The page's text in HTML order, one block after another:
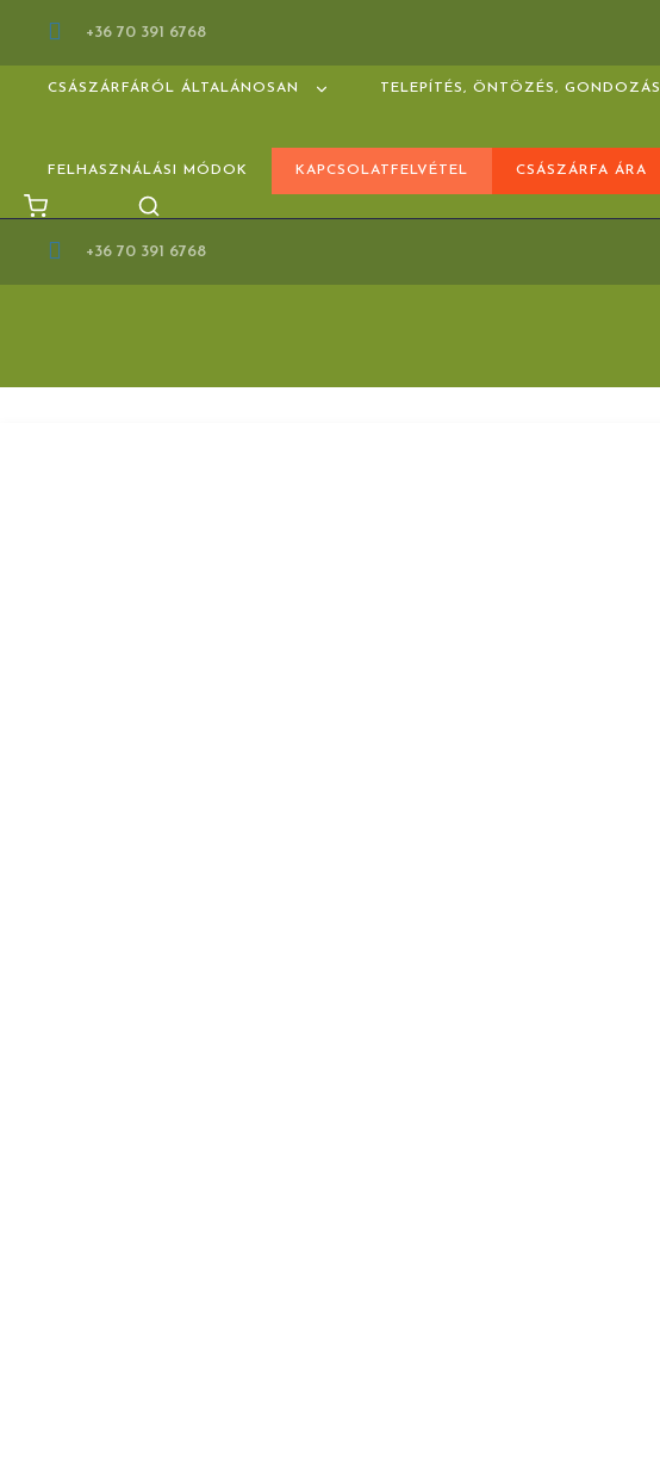
+36 70 391 6768
CSÁSZÁRFÁRÓL ÁLTALÁNOSAN TELEPÍTÉS, ÖNTÖZÉS, GONDOZÁS
FELHASZNÁLÁSI MÓDOK KAPCSOLATFELVÉTEL CSÁSZÁRFA ÁRA
+36 70 391 6768